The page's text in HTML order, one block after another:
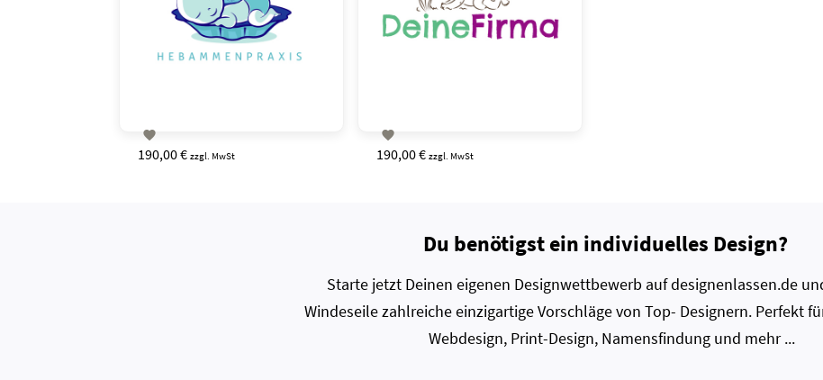

190,00 € zzgl. MwSt

190,00 € zzgl. MwSt
Du benötigst ein individuelles Design?
Starte jetzt Deinen eigenen Designwettbewerb auf designenlassen.de
Windeseile zahlreiche einzigartige Vorschläge von Top- Designern. Perfekt
Webdesign, Print-Design, Namensfindung und mehr ...